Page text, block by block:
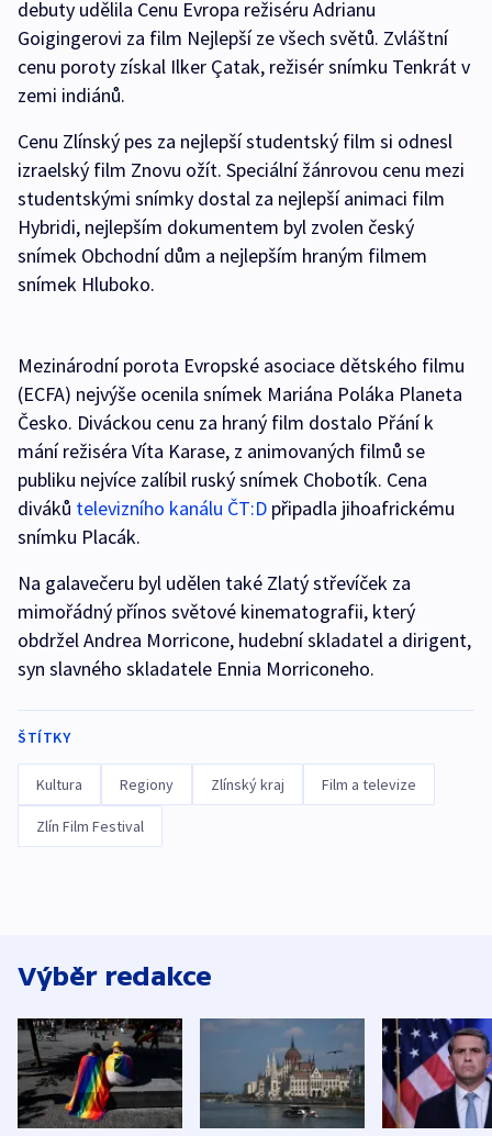
debuty udělila Cenu Evropa režiséru Adrianu
Goigingerovi za film Nejlepší ze všech světů. Zvláštní
cenu poroty získal Ilker Çatak, režisér snímku Tenkrát v
zemi indiánů.
Cenu Zlínský pes za nejlepší studentský film si odnesl
izraelský film Znovu ožít. Speciální žánrovou cenu mezi
studentskými snímky dostal za nejlepší animaci film
Hybridi, nejlepším dokumentem byl zvolen český
snímek Obchodní dům a nejlepším hraným filmem
snímek Hluboko.
Mezinárodní porota Evropské asociace dětského filmu
(ECFA) nejvýše ocenila snímek Mariána Poláka Planeta
Česko. Diváckou cenu za hraný film dostalo Přání k
mání režiséra Víta Karase, z animovaných filmů se
publiku nejvíce zalíbil ruský snímek Chobotík. Cena
diváků televizního kanálu ČT:D připadla jihoafrickému
snímku Placák.
Na galavečeru byl udělen také Zlatý střevíček za
mimořádný přínos světové kinematografii, který
obdržel Andrea Morricone, hudební skladatel a dirigent,
syn slavného skladatele Ennia Morriconeho.
ŠTÍTKY
Kultura Regiony Zlínský kraj Film a televize
Zlín Film Festival
Výběr redakce